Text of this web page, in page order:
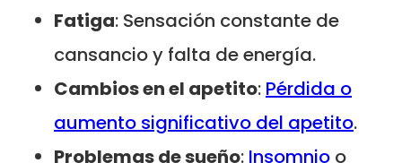
Fatiga: Sensación constante de
cansancio y falta de energía.
Cambios en el apetito: Pérdida o
aumento significativo del apetito.
Problemas de sueño: Insomnio o